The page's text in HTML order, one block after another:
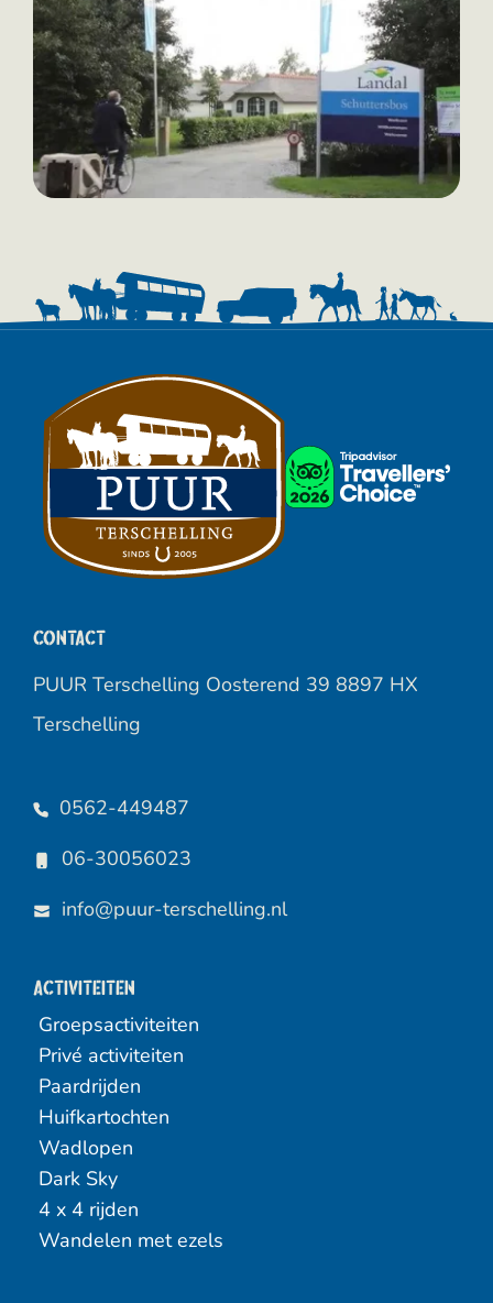
Contact
PUUR Terschelling Oosterend 39 8897 HX
Terschelling
0562-449487
06-30056023
info@puur-terschelling.nl
Activiteiten
Groepsactiviteiten
Privé activiteiten
Paardrijden
Huifkartochten
Wadlopen
Dark Sky
4 x 4 rijden
Wandelen met ezels